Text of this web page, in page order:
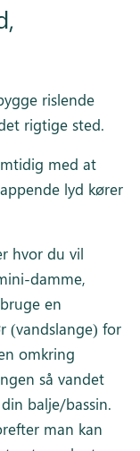
rislende
rigtige sted.
med at
lyd kører
hvor du vil
damme,
en
(vandslange) for
omkring
så vandet
balje/bassin.
man kan